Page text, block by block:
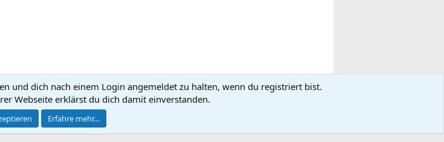
Kontakt Nutzungsbedingungen Datenschutz
by XenForo ® © 2010-2026 XenForo Ltd.
und dich nach einem Login angemeldet zu halten, wenn du registriert bist.
Webseite erklärst du dich damit einverstanden.
Erfahre mehr…